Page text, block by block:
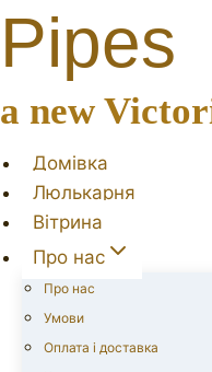
Pipes
a new
Домівка
Люлькарня
Вітрина
Про нас
Про нас
Умови
Оплата і доставка